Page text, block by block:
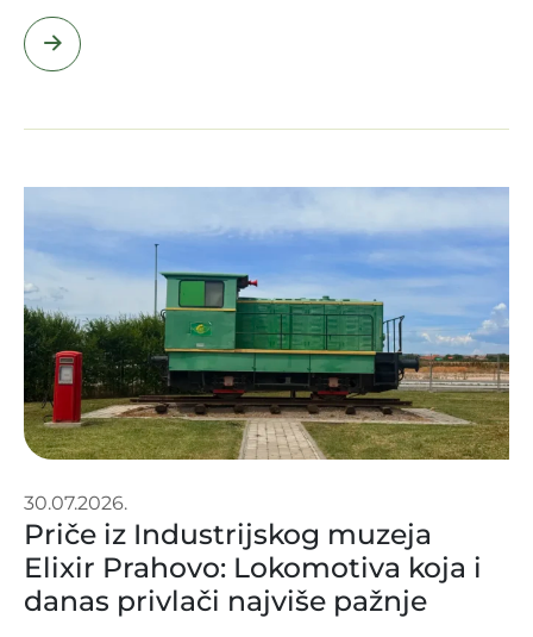
30.07.2026.
Priče iz Industrijskog muzeja
Elixir Prahovo: Lokomotiva koja i
danas privlači najviše pažnje